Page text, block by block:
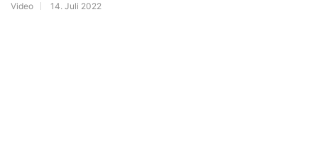
Video 14. Juli 2022